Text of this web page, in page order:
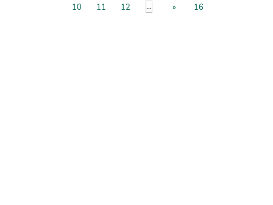
10 11 12 ... » 16